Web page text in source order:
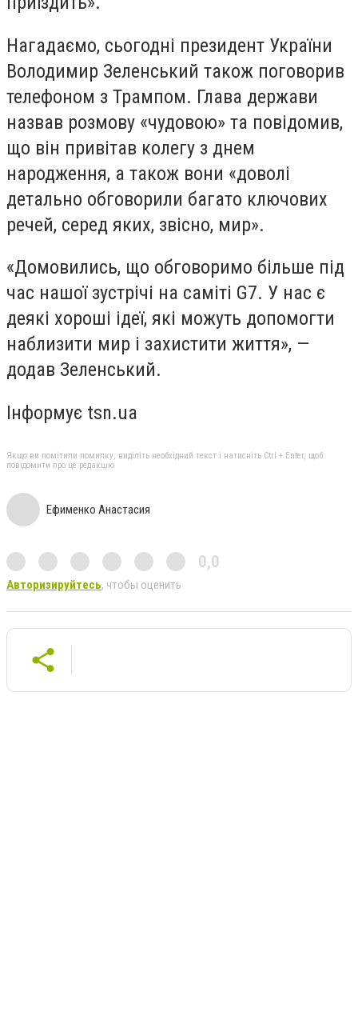
Нагадаємо, сьогодні президент України
Володимир Зеленський також поговорив
телефоном з Трампом. Глава держави
назвав розмову «чудовою» та повідомив,
що він привітав колегу з днем
народження, а також вони «доволі
детально обговорили багато ключових
речей, серед яких, звісно, мир».
«Домовились, що обговоримо більше під
час нашої зустрічі на саміті G7. У нас є
деякі хороші ідеї, які можуть допомогти
наблизити мир і захистити життя», —
додав Зеленський.
Інформує tsn.ua
Якщо ви помітили помилку, виділіть необхідний текст і натисніть Ctrl + Enter, щоб
повідомити про це редакцію
Ефименко Анастасия
0,0
Авторизируйтесь, чтобы оценить